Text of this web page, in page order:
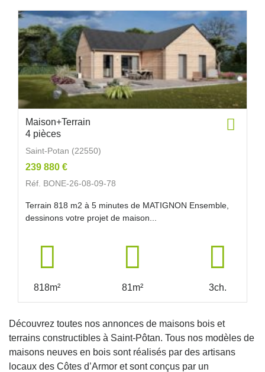
Maison+Terrain
4 pièces
Saint-Potan (22550)
239 880 €
Réf. BONE-26-08-09-78
Terrain 818 m2 à 5 minutes de MATIGNON Ensemble,
dessinons votre projet de maison...
818m² 81m² 3ch.
Découvrez toutes nos annonces de maisons bois et
terrains constructibles à Saint-Pôtan. Tous nos modèles de
maisons neuves en bois sont réalisés par des artisans
locaux des Côtes d’Armor et sont conçus par un